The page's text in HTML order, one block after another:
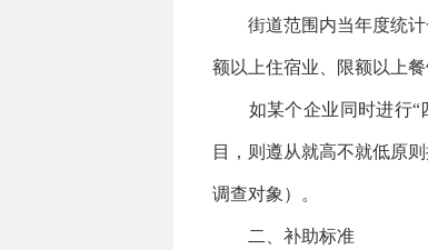
街道范围内当年度统计
额以上住宿业、限额以上
如某个企业同时进行“四
目，则遵从就高不就低原
调查对象）。
二、补助标准